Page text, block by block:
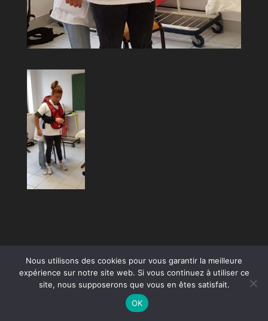
Nous utilisons des cookies pour vous garantir la meilleure
expérience sur notre site web. Si vous continuez à utiliser ce
site, nous supposerons que vous en êtes satisfait.
OK